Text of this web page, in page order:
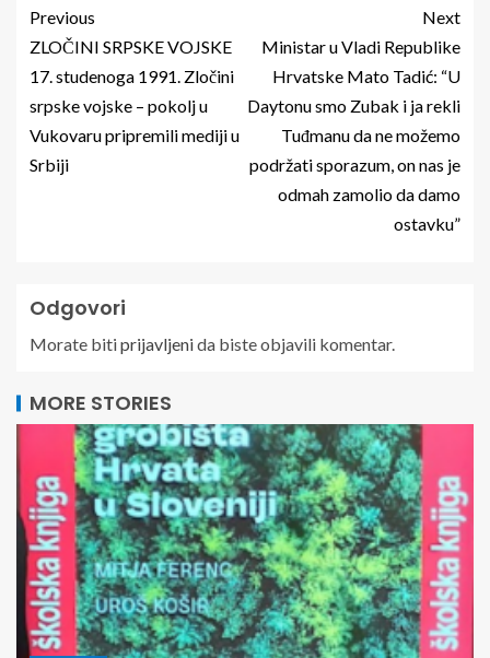
Previous
ZLOČINI SRPSKE VOJSKE
17. studenoga 1991. Zločini
srpske vojske – pokolj u
Vukovaru pripremili mediji u
Srbiji
Next
Ministar u Vladi Republike
Hrvatske Mato Tadić: “U
Daytonu smo Zubak i ja rekli
Tuđmanu da ne možemo
podržati sporazum, on nas je
odmah zamolio da damo
ostavku”
Odgovori
Morate bitiprijavljenida biste objavili komentar.
MORE STORIES